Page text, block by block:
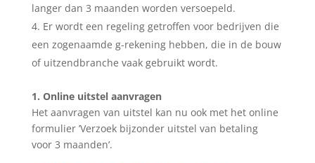
langer dan 3 maanden worden versoepeld.
Er wordt een regeling getroffen voor bedrijven die
een zogenaamde g-rekening hebben, die in de bouw
of uitzendbranche vaak gebruikt wordt.
1. Online uitstel aanvragen
Het aanvragen van uitstel kan nu ook met het online
formulier ’Verzoek bijzonder uitstel van betaling
voor 3 maanden’.